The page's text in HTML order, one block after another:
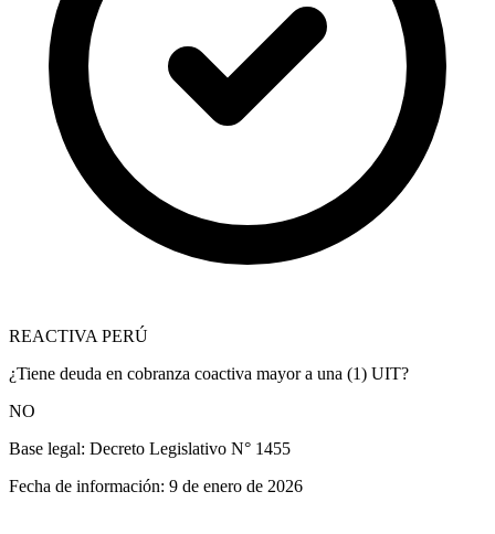
REACTIVA PERÚ
¿Tiene deuda en cobranza coactiva mayor a una (1) UIT?
NO
Base legal: Decreto Legislativo N° 1455
Fecha de información: 9 de enero de 2026